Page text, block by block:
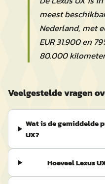
meest
Nederland, met
EUR 31.900 en
80.000
Veelgestelde vragen
Wat is de gemiddelde
UX?
Hoeveel Lexus